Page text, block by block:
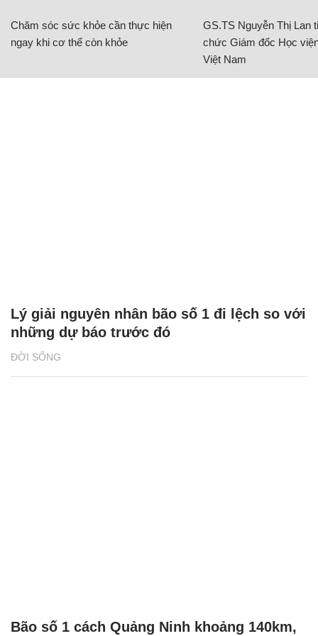
Chăm sóc sức khỏe cần thực hiện
ngay khi cơ thể còn khỏe
GS.TS Nguyễn Thị Lan
chức Giám đốc Học
Việt Nam
ĐỜI SỐNG
Lý giải nguyên nhân bão số 1 đi lệch so với
những dự báo trước đó
Bão số 1 cách Quảng Ninh khoảng 140km,